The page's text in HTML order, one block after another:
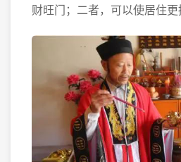
财旺门；二者，可以使居住更